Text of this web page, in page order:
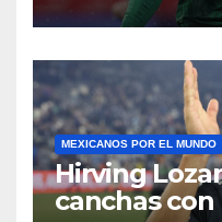
MEXICANOS POR EL MUNDO
Hirving
canchas con